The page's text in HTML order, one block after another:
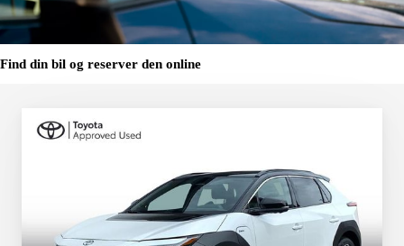
Find din bil og reserver den online